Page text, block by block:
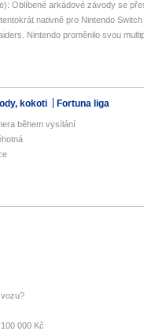
Oblíbené arkádové závody se
nativně pro Nintendo Switch
Nintendo proměnilo svou
kokoti Fortuna liga
během vysílání
000 Kč